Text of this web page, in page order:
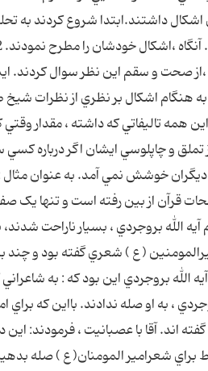
داشتند.ابتدا شروع کردند به
،از صحت و سقم اين نظر سوال
آنگاه نظر خود را بيان کردند. 3. يا به هنگام
همه تاليفاتي که داشته ، مقدار
تملق و چاپلوسي ايشان اگر درباره
خوشش نمي آمد. به عنوان مثال :
قرآن از بين رفته است و تنها يک
بروجردي ، بسيار ناراحت شدند،
( ع ) شعري گفته بود و چند
الله بروجردي اين بود که : به
، به او صله ندادند. بااين که
اند. آقا با عصبانيت ، فرمودند:
براي شعرامير المومنان( ع ) صله